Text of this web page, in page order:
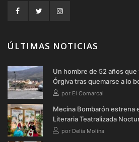
ÚLTIMAS NOTICIAS
Un hombre de 52 años
Órgiva tras quemarse a lo
por El Comarcal
Mecina Bombarón estrena
Literaria Teatralizada
verbena
por Delia Molina